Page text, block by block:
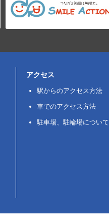
アクセス
駅からのアクセス方法
車でのアクセス方法
駐車場、駐輪場について